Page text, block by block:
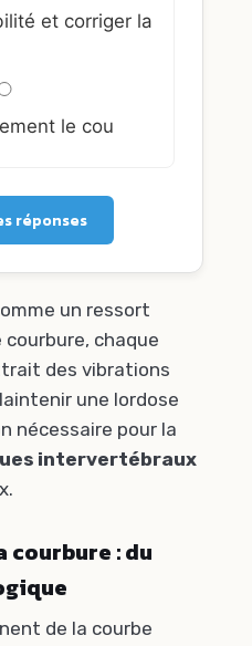
et corriger la
le cou
réponses
un ressort
chaque
des vibrations
une lordose
nécessaire pour la
intervertébraux
courbure : du
de la courbe